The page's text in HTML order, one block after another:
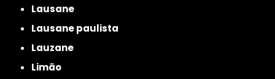
lausane
lausane paulista
lauzane
limão